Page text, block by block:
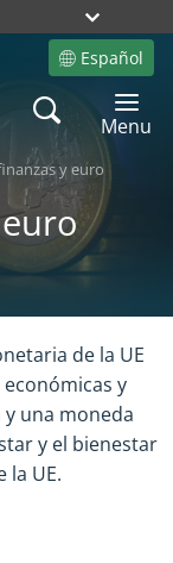
Español
Site language
Search
Toggle
Menu
y euro
de la UE
y
una moneda
y el bienestar
la UE.